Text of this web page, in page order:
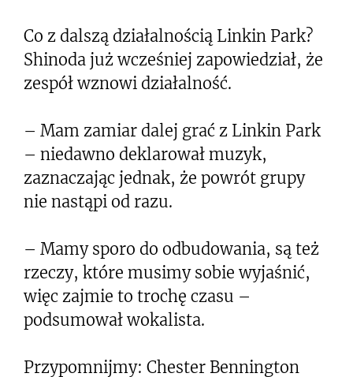
Co z dalszą działalnością Linkin Park?
Shinoda już wcześniej zapowiedział, że
zespół wznowi działalność.
– Mam zamiar dalej grać z Linkin Park
– niedawno deklarował muzyk,
zaznaczając jednak, że powrót grupy
nie nastąpi od razu.
– Mamy sporo do odbudowania, są też
rzeczy, które musimy sobie wyjaśnić,
więc zajmie to trochę czasu –
podsumował wokalista.
Przypomnijmy: Chester Bennington